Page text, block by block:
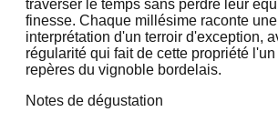
traverser le temps sans perdre leur
finesse. Chaque millésime raconte
interprétation d'un terroir d'exception,
régularité qui fait de cette propriété
repères du vignoble bordelais.
Notes de dégustation